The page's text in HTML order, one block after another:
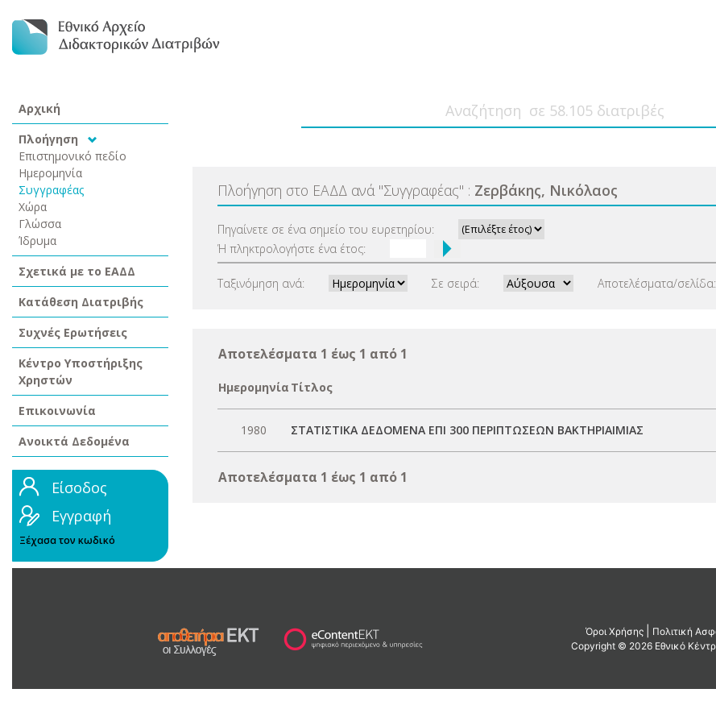
Αρχική
Πλοήγηση
Επιστημονικό πεδίο
Ημερομηνία
Συγγραφέας
Χώρα
Γλώσσα
Ίδρυμα
Σχετικά με το ΕΑΔΔ
Κατάθεση Διατριβής
Συχνές Ερωτήσεις
Κέντρο Υποστήριξης
Χρηστών
Επικοινωνία
Ανοικτά Δεδομένα
Είσοδος
Εγγραφή
Ξέχασα τον κωδικό
Πλοήγηση στο ΕΑΔΔ ανά "Συγγραφέας" : Ζερβάκης, Νικόλαος
Πηγαίνετε σε ένα σημείο του ευρετηρίου:
Ή πληκτρολογήστε ένα έτος:
Ταξινόμηση ανά: Σε σειρά: Αποτελέσματα/σελίδα:
Αποτελέσματα 1 έως 1 από 1
Ημερομηνία Τίτλος
1980 ΣΤΑΤΙΣΤΙΚΑ ΔΕΔΟΜΕΝΑ ΕΠΙ 300 ΠΕΡΙΠΤΩΣΕΩΝ ΒΑΚΤΗΡΙΑΙΜΙΑΣ
Αποτελέσματα 1 έως 1 από 1